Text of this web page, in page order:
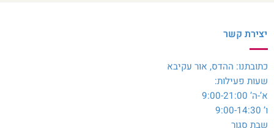
יצירת קשר
כתובתנו: ההדס, אור עקיבא
שעות פעילות:
א’-ה’ 9:00-21:00
ו’ 9:00-14:30
שבת סגור